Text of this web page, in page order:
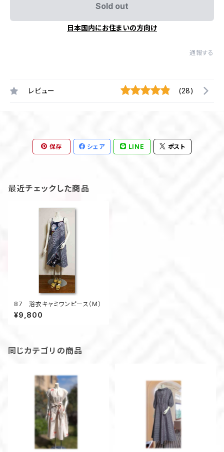
Sold out
日本国内にお住まいの方向け
通報する
レビュー (28)
保存 シェア LINE ポスト
最近チェックした商品
87 浴衣キャミワンピース（M）
¥9,800
同じカテゴリの商品